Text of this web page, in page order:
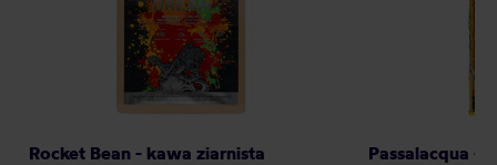
Rocket Bean - kawa ziarnista
Passalacqua -